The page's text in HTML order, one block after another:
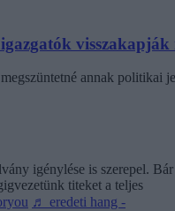
annak
igénylése is szerepel. Bár
titeket a teljes
♬ eredeti hang -